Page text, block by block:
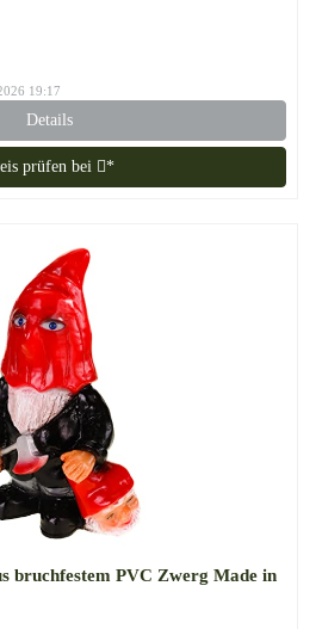
19:17
Details
prüfen bei *
bruchfestem PVC Zwerg Made in